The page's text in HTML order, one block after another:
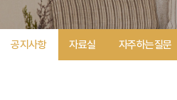
공지사항 자료실 자주하는질문